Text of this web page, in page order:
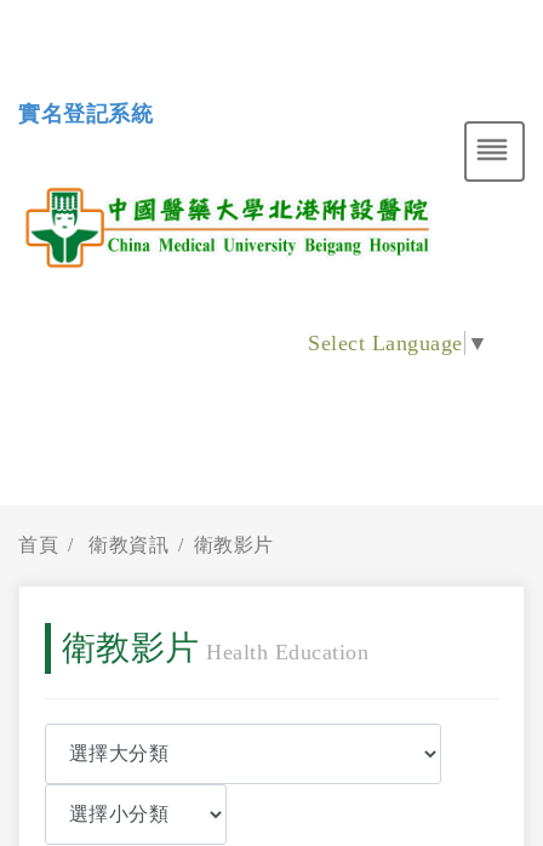
實名登記系統
Select Language ▼
首頁 衛教資訊 衛教影片
衛教影片 Health Education